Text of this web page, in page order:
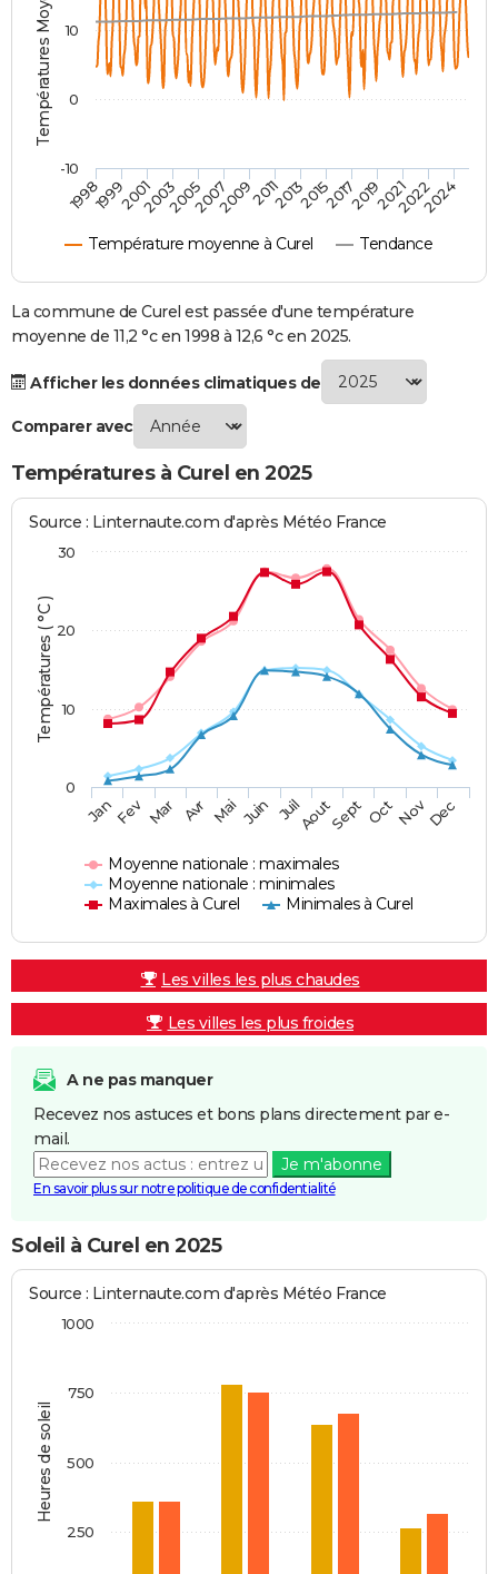
Destinations
City break
Voyage nature
Voyage de noces
Forum
Climat
PHOTO
GUIDES D'ACHAT
BONS PLANS
CARTE DE VOEUX
Carte de Noël
Carte Bonne année
Carte Saint-Valentin
Carte Pâques
Carte d'anniversaire
DICTIONNAIRE
Dictionnaire
Biographies
Citations
Expressions
Proverbes
PROGRAMME TV
S'inscrire
Se connecter
Lycées
Collèges
Primaires
Universités
Entreprises
Service militaire
Avis de recherche
AVIS DE DÉCÈS
FORUM
Bricolage
Lifestyle
Culture
Sport
Auto
Television
Voyage
Cinema
Température moyenne à Curel Tendance
199819992001200320052007200920112013201520172019202120222024
0
10
-10
La commune de Curel est passée d'une température
moyenne de 11,2 °c en 1998 à 12,6 °c en 2025.
Afficher les données climatiques de
Comparer avec
Températures à Curel en 2025
Températures ( °C )
Source : Linternaute.com d'après Météo France
Moyenne nationale : maximales
Moyenne nationale : minimales
Maximales à Curel
Minimales à Curel
JanFev Mar Avr Mai Juin JuilAoutSept OctNovDec
0
10
20
30
Les villes les plus chaudes
Les villes les plus froides
A ne pas manquer
Recevez nos astuces et bons plans directement par e-
mail.
Je m'abonne
En savoir plus sur notre politique de confidentialité
Soleil à Curel en 2025
Heures de soleil
Source : Linternaute.com d'après Météo France
1000
250
500
750